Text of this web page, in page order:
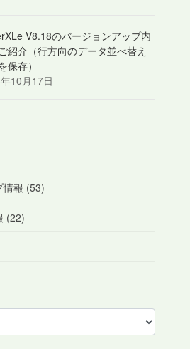
V8.18のバージョンアップ内
紹介（行方向のデータ並べ替え
保存）
10月17日
情報 (53)
(22)